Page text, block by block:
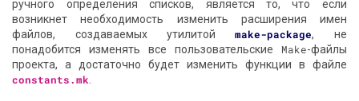
ручного определения списков, является то, что если
возникнет необходимость изменить расширения имен
файлов, создаваемых утилитойmake-package, не
понадобится изменять все пользовательские Make-файлы
проекта, а достаточно будет изменить функции в файле
constants.mk